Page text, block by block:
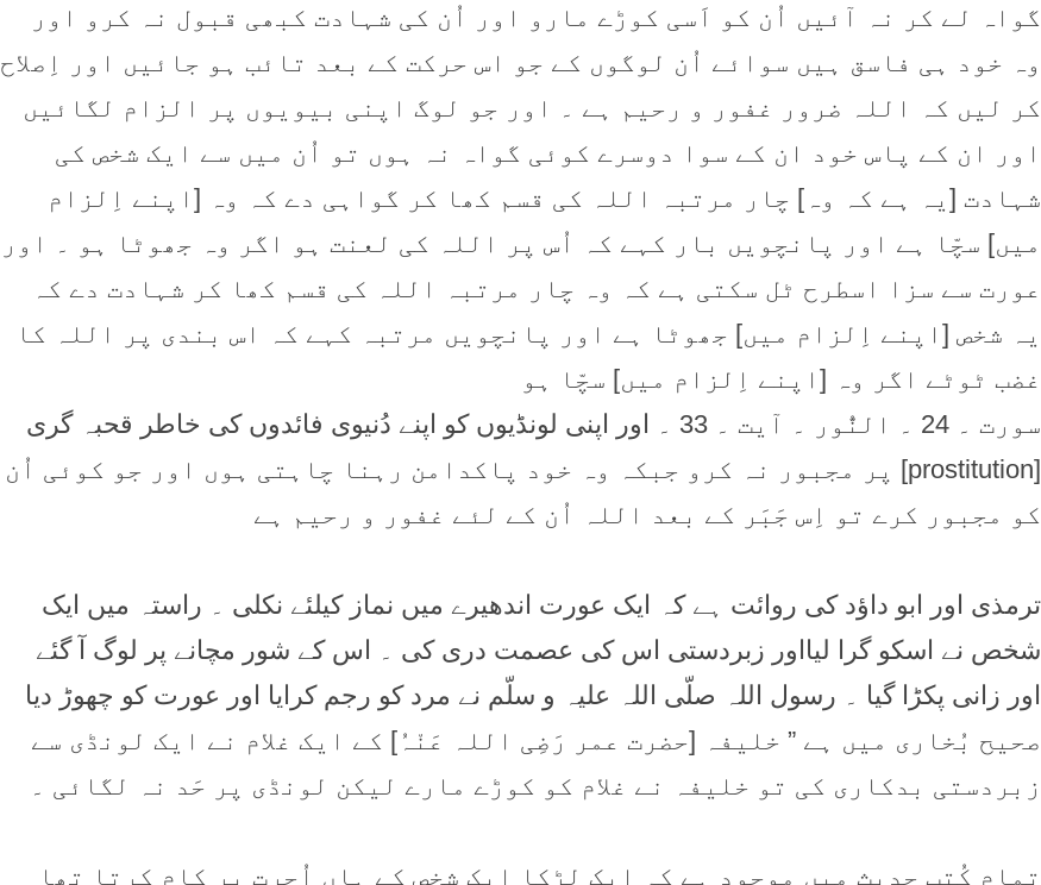
گواہ لے کر نہ آئیں اُن کو اَسی کوڑے مارو اور اُن کی شہادت کبھی قبول نہ کرو اور
وہ خود ہی فاسق ہیں سوائے اُن لوگوں کے جو اس حرکت کے بعد تائب ہو جائیں اور اِصلاح
کر لیں کہ اللہ ضرور غفور و رحیم ہے ۔ اور جو لوگ اپنی بیویوں پر الزام لگائیں
اور ان کے پاس خود ان کے سوا دوسرے کوئی گواہ نہ ہوں تو اُن میں سے ایک شخص کی
شہادت [یہ ہے کہ وہ] چار مرتبہ اللہ کی قسم کھا کر گواہی دے کہ وہ [اپنے اِلزام
میں] سچّا ہے اور پانچویں بار کہے کہ اُس پر اللہ کی لعنت ہو اگر وہ جھوٹا ہو ۔ اور
عورت سے سزا اسطرح ٹل سکتی ہے کہ وہ چار مرتبہ اللہ کی قسم کھا کر شہادت دے کہ
یہ شخص [اپنے اِلزام میں] جھوٹا ہے اور پانچویں مرتبہ کہے کہ اس بندی پر اللہ کا
غضب ٹوٹے اگر وہ [اپنے اِلزام میں] سچّا ہو
سورت ۔ 24 ۔ النُّور ۔ آیت ۔ 33 ۔ اور اپنی لونڈیوں کو اپنے دُنیوی فائدوں کی خاطر قحبہ گری
[prostitution] پر مجبور نہ کرو جبکہ وہ خود پاکدامن رہنا چاہتی ہوں اور جو کوئی اُن
کو مجبور کرے تو اِس جَبَر کے بعد اللہ اُن کے لئے غفور و رحیم ہے
ترمذی اور ابو داؤد کی روائت ہے کہ ایک عورت اندھیرے میں نماز کیلئے نکلی ۔ راستہ میں ایک
شخص نے اسکو گرا لیااور زبردستی اس کی عصمت دری کی ۔ اس کے شور مچانے پر لوگ آ گئے
اور زانی پکڑا گیا ۔ رسول اللہ صلّی اللہ علیہ و سلّم نے مرد کو رجم کرایا اور عورت کو چھوڑ دیا
صحیح بُخاری میں ہے ” خلیفہ [حضرت عمر رَضِی اللہ عَنْہُ] کے ایک غلام نے ایک لونڈی سے
زبردستی بدکاری کی تو خلیفہ نے غلام کو کوڑے مارے لیکن لونڈی پر حَد نہ لگائی ۔
تمام کُتب حدیث میں موجود ہے کہ ایک لڑکا ایک شخص کے ہاں اُجرت پر کام کرتا تھا